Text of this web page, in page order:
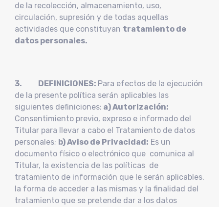
de la recolección, almacenamiento, uso,
circulación, supresión y de todas aquellas
actividades que constituyan tratamiento de
datos personales.
3. DEFINICIONES:​ Para efectos de la ejecución
de la presente política serán aplicables las
siguientes definiciones: a) Autorización:
Consentimiento previo, expreso e informado del
Titular para llevar a cabo el Tratamiento de datos
personales; b) Aviso de Privacidad: Es un
documento físico o electrónico que comunica al
Titular, la existencia de las políticas de
tratamiento de información que le serán aplicables,
la forma de acceder a las mismas y la finalidad del
tratamiento que se pretende dar a los datos